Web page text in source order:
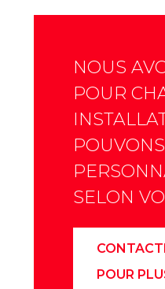
NOUS
POUR
SELON
POUR